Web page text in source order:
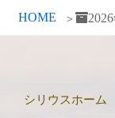
HOME
シリウスホーム